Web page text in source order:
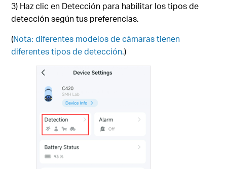
3) Haz clic en Detección para habilitar los tipos de
detección según tus preferencias.
(Nota: diferentes modelos de cámaras tienen
diferentes tipos de detección.)